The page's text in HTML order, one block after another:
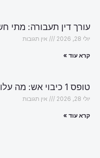
עורך דין תעבורה: מתי
יולי 28, 2026 אין תגובות
קרא עוד »
טופס 1 כיבוי אש: מה עלול לעכב את האישור?
יולי 28, 2026 אין תגובות
קרא עוד »